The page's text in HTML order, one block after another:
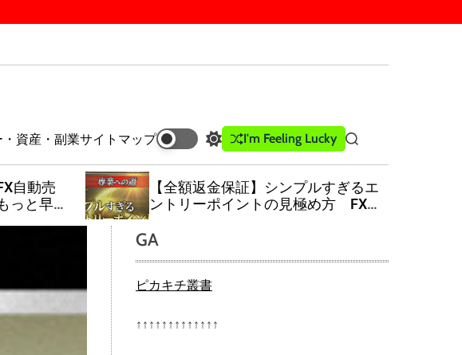
・資産・副業サイトマップ
S
w
t
c
o
o
m
I'm Feeling Lucky
S
e
r
c
自動売
っと早く
【全額返金保証】シンプルすぎるエ
ントリーポイントの見極め方 FX
GA
ピカキチ叢書
↑↑↑↑↑↑↑↑↑↑↑↑↑